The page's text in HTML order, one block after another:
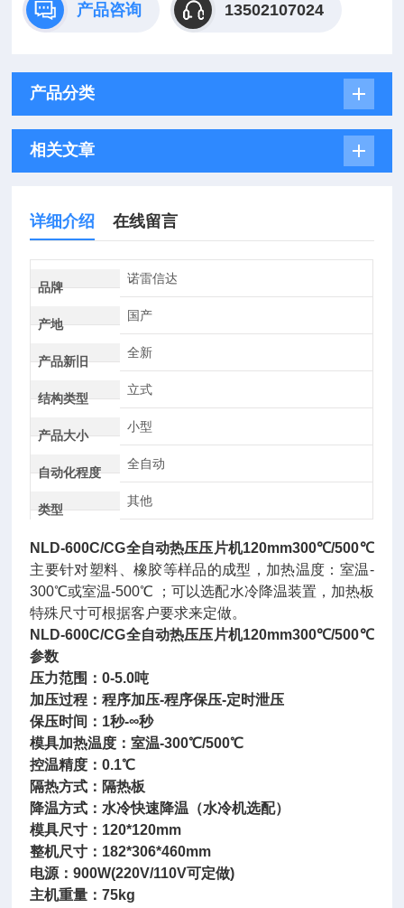
产品咨询 13502107024
产品分类
相关文章
详细介绍 在线留言
品牌
诺雷信达
产地
国产
产品新旧
全新
结构类型
立式
产品大小
小型
自动化程度
全自动
类型
其他
NLD-600C/CG全自动热压压片机120mm300℃/500℃
主要针对塑料、橡胶等样品的成型，加热温度：室温-
300℃或室温-500℃ ；可以选配水冷降温装置，加热板
特殊尺寸可根据客户要求来定做。
NLD-600C/CG全自动热压压片机120mm300℃/500℃
参数
压力范围：0-5.0吨
加压过程：程序加压-程序保压-定时泄压
保压时间：1秒-∞秒
模具加热温度：室温-300℃/500℃
控温精度：0.1℃
隔热方式：隔热板
降温方式：水冷快速降温（水冷机选配）
模具尺寸：120*120mm
整机尺寸：182*306*460mm
电源：900W(220V/110V可定做)
主机重量：75kg